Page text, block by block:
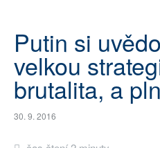
ARCHIV
ROZHOVORY
TÉMATA
NEJČTENĚJŠÍ ZA 7 DNÍ
Putin si
velkou
brutalita, a
30. 9. 2016